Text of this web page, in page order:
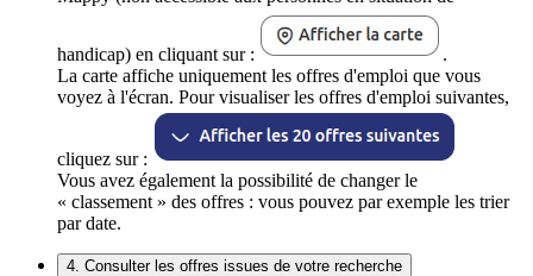
handicap) en cliquant sur :
.
La carte affiche uniquement les offres d'emploi que vous
voyez à l'écran. Pour visualiser les offres d'emploi suivantes,
cliquez sur :
Vous avez également la possibilité de changer le
« classement » des offres : vous pouvez par exemple les trier
par date.
4. Consulter les offres issues de votre recherche